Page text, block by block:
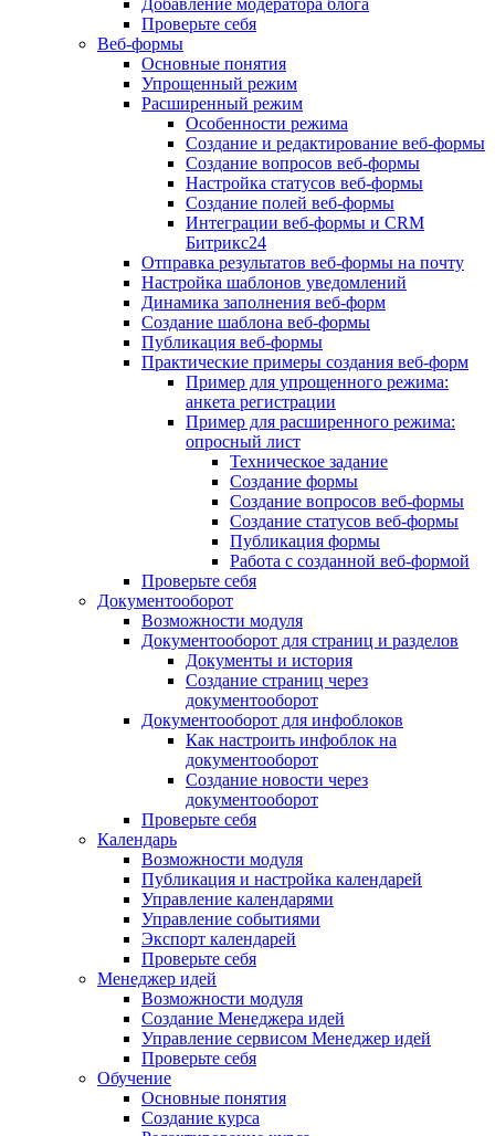
Добавление модератора блога
Проверьте себя
Веб-формы
Основные понятия
Упрощенный режим
Расширенный режим
Особенности режима
Создание и редактирование веб-формы
Создание вопросов веб-формы
Настройка статусов веб-формы
Создание полей веб-формы
Интеграции веб-формы и CRM
Битрикс24
Отправка результатов веб-формы на почту
Настройка шаблонов уведомлений
Динамика заполнения веб-форм
Создание шаблона веб-формы
Публикация веб-формы
Практические примеры создания веб-форм
Пример для упрощенного режима:
анкета регистрации
Пример для расширенного режима:
опросный лист
Техническое задание
Создание формы
Создание вопросов веб-формы
Создание статусов веб-формы
Публикация формы
Работа с созданной веб-формой
Проверьте себя
Документооборот
Возможности модуля
Документооборот для страниц и разделов
Документы и история
Создание страниц через
документооборот
Документооборот для инфоблоков
Как настроить инфоблок на
документооборот
Создание новости через
документооборот
Проверьте себя
Календарь
Возможности модуля
Публикация и настройка календарей
Управление календарями
Управление событиями
Экспорт календарей
Проверьте себя
Менеджер идей
Возможности модуля
Создание Менеджера идей
Управление сервисом Менеджер идей
Проверьте себя
Обучение
Основные понятия
Создание курса